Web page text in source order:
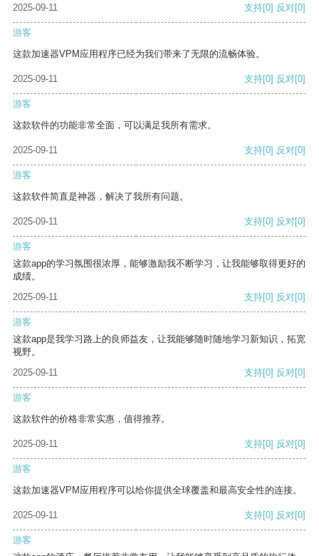
2025-09-11 支持[0] 反对[0]
游客
这款加速器VPM应用程序已经为我们带来了无限的流畅体验。
2025-09-11 支持[0] 反对[0]
游客
这款软件的功能非常全面，可以满足我所有需求。
2025-09-11 支持[0] 反对[0]
游客
这款软件简直是神器，解决了我所有问题。
2025-09-11 支持[0] 反对[0]
游客
这款app的学习氛围很浓厚，能够激励我不断学习，让我能够取得更好的
成绩。
2025-09-11
支持[0] 反对[0]
游客
这款app是我学习路上的良师益友，让我能够随时随地学习新知识，拓宽
视野。
2025-09-11
支持[0] 反对[0]
游客
这款软件的价格非常实惠，值得推荐。
2025-09-11 支持[0] 反对[0]
游客
这款加速器VPM应用程序可以给你提供全球覆盖和最高安全性的连接。
2025-09-11 支持[0] 反对[0]
游客